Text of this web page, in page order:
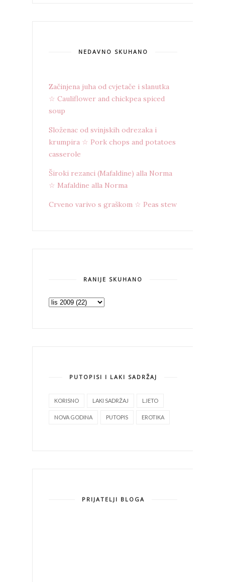
NEDAVNO SKUHANO
Začinjena juha od cvjetače i slanutka
☆ Cauliflower and chickpea spiced
soup
Složenac od svinjskih odrezaka i
krumpira ☆ Pork chops and potatoes
casserole
Široki rezanci (Mafaldine) alla Norma
☆ Mafaldine alla Norma
Crveno varivo s graškom ☆ Peas stew
RANIJE SKUHANO
PUTOPISI I LAKI SADRŽAJ
KORISNO LAKI SADRŽAJ LJETO
NOVA GODINA PUTOPIS EROTIKA
PRIJATELJI BLOGA